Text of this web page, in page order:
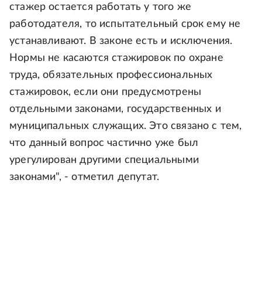
стажер остается работать у того же
работодателя, то испытательный срок ему не
устанавливают. В законе есть и исключения.
Нормы не касаются стажировок по охране
труда, обязательных профессиональных
стажировок, если они предусмотрены
отдельными законами, государственных и
муниципальных служащих. Это связано с тем,
что данный вопрос частично уже был
урегулирован другими специальными
законами", - отметил депутат.